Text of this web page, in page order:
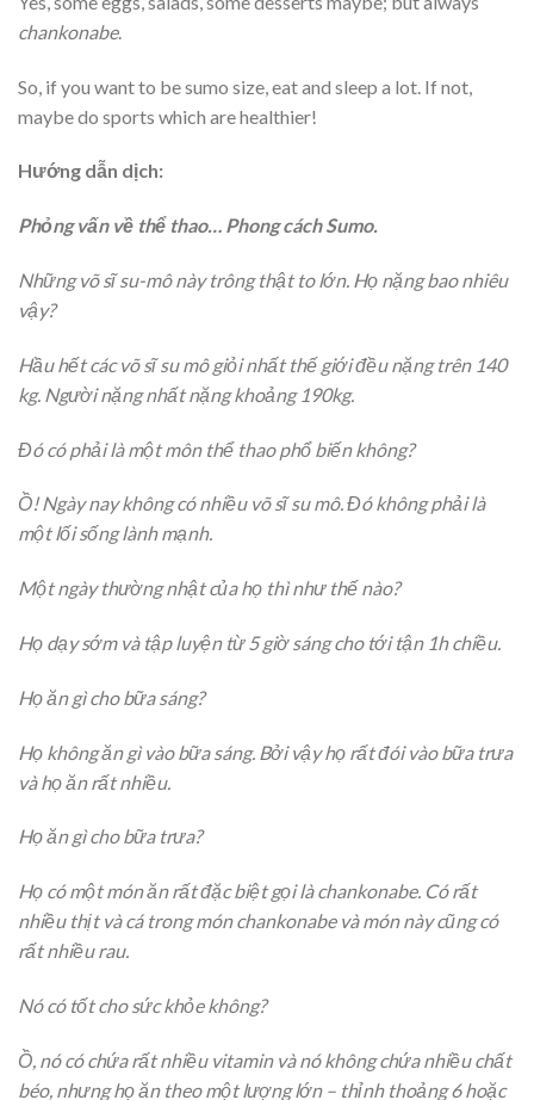
chankonabe.
So, if you want to be sumo size, eat and sleep a lot. If not,
maybe do sports which are healthier!
Hướng dẫn dịch:
Phỏng vấn về thể thao… Phong cách Sumo.
Những võ sĩ su-mô này trông thật to lớn. Họ nặng bao nhiêu
vậy?
Hầu hết các võ sĩ su mô giỏi nhất thế giới đều nặng trên 140
kg. Người nặng nhất nặng khoảng 190kg.
Đó có phải là một môn thể thao phổ biến không?
Ồ! Ngày nay không có nhiều võ sĩ su mô. Đó không phải là
một lối sống lành mạnh.
Một ngày thường nhật của họ thì như thế nào?
Họ dạy sớm và tập luyện từ 5 giờ sáng cho tới tận 1h chiều.
Họ ăn gì cho bữa sáng?
Họ không ăn gì vào bữa sáng. Bởi vậy họ rất đói vào bữa trưa
và họ ăn rất nhiều.
Họ ăn gì cho bữa trưa?
Họ có một món ăn rất đặc biệt gọi là chankonabe. Có rất
nhiều thịt và cá trong món chankonabe và món này cũng có
rất nhiều rau.
Nó có tốt cho sức khỏe không?
Ồ, nó có chứa rất nhiều vitamin và nó không chứa nhiều chất
béo, nhưng họ ăn theo một lượng lớn – thỉnh thoảng 6 hoặc